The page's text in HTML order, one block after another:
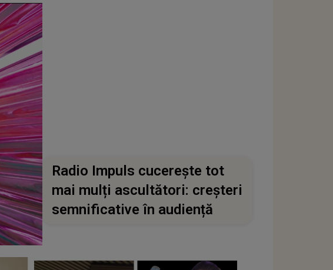
Radio Impuls cucerește tot
mai mulți ascultători: creșteri
semnificative în audiență